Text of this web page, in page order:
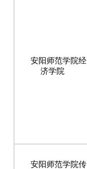
安阳师范学院经
济学院
安阳师范学院传